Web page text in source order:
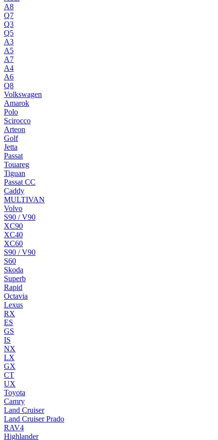
A8
Q7
Q3
Q5
A3
A5
A7
A4
A6
Q8
Volkswagen
Amarok
Polo
Scirocco
Arteon
Golf
Jetta
Passat
Touareg
Tiguan
Passat CC
Caddy
MULTIVAN
Volvo
S90 / V90
XC90
XC40
XC60
S90 / V90
S60
Skoda
Superb
Rapid
Octavia
Lexus
RX
ES
GS
IS
NX
LX
GX
CT
UX
Toyota
Camry
Land Cruiser
Land Cruiser Prado
RAV4
Highlander